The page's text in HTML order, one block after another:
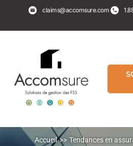
contenu
claims@accomsure.com 1.
Experts en sinistre
PropertyHub
Accueil
Tendances en